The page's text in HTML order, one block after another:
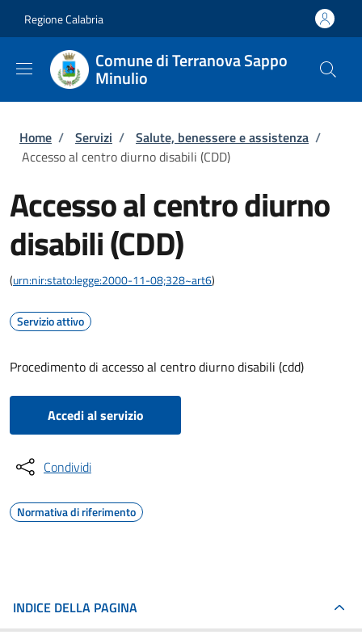
Regione Calabria
Comune di Terranova Sappo
Minulio
Briciole di pane
Home / Servizi / Salute, benessere e assistenza /
Accesso al centro diurno disabili (CDD)
Accesso al centro diurno
disabili (CDD)
(urn:nir:stato:legge:2000-11-08;328~art6)
Servizio attivo
Procedimento di accesso al centro diurno disabili (cdd)
Accedi al servizio
Condividi
Normativa di riferimento
INDICE DELLA PAGINA